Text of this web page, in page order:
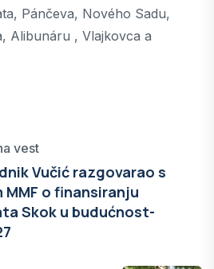
Pánčeva, Nového Sadu,
Alibunáru , Vlajkovca a
vest
Vučić razgovarao s
MMF o finansiranju
Skok u budućnost-